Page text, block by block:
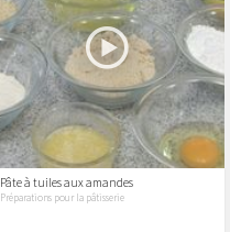
Pâte à tuiles aux amandes
Préparations pour la pâtisserie